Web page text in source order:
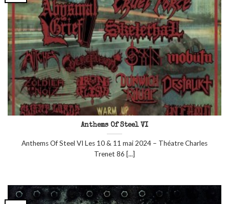
Anthems Of Steel VI
Anthems Of Steel VI Les 10 & 11 mai 2024 – Théatre Charles
Trenet 86 [...]